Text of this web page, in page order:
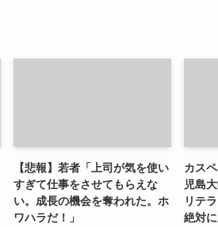
【悲報】若者「上司が気を使い
すぎて仕事をさせてもらえな
い。成長の機会を奪われた。ホ
ワハラだ！」
カス
児島
リテ
絶対